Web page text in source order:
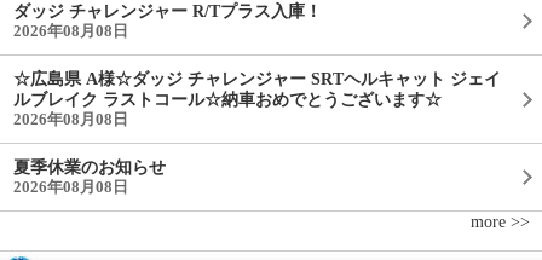
ダッジ チャレンジャー R/Tプラス入庫！
2026年08月08日
☆広島県 A様☆ダッジ チャレンジャー SRTヘルキャット ジェイ
ルブレイク ラストコール☆納車おめでとうございます☆
2026年08月08日
夏季休業のお知らせ
2026年08月08日
more >>